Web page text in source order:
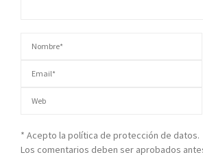
* Acepto la política de protección de datos.
Los comentarios deben ser aprobados